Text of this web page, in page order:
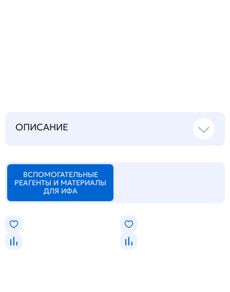
ОПИСАНИЕ
ВСПОМОГАТЕЛЬНЫЕ
РЕАГЕНТЫ И МАТЕРИАЛЫ
ДЛЯ ИФА